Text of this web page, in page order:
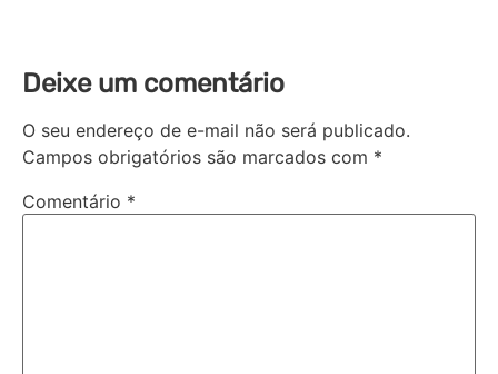
Deixe um comentário
O seu endereço de e-mail não será publicado.
Campos obrigatórios são marcados com *
Comentário *